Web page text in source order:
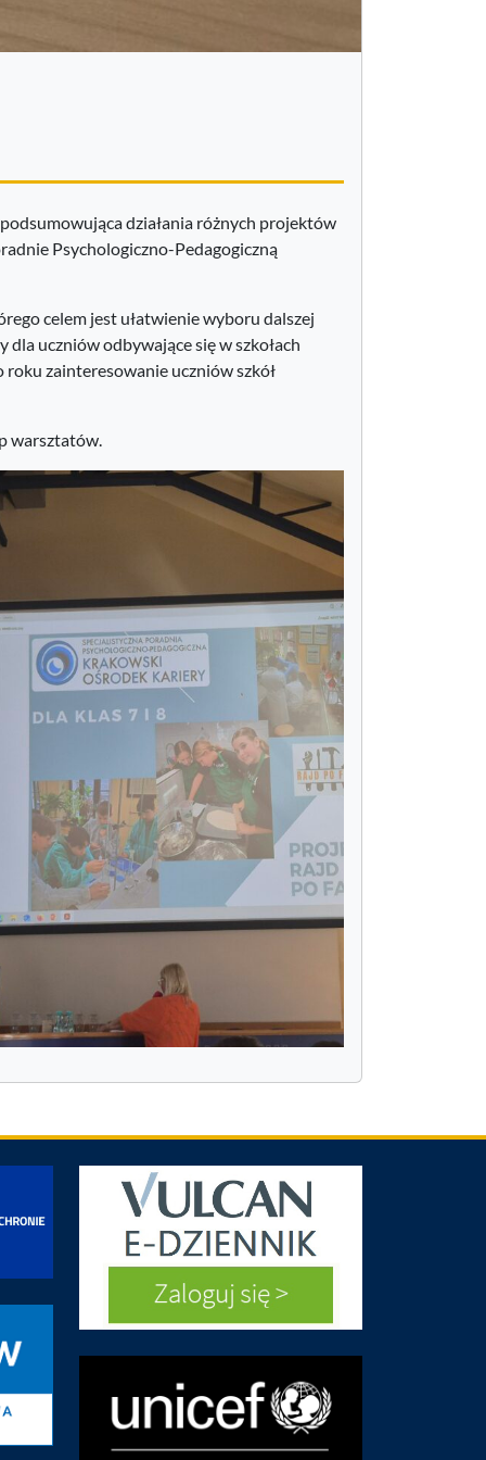
działania różnych projektów
Psychologiczno-Pedagogiczną
celem jest ułatwienie wyboru dalszej
dla uczniów odbywające się w szkołach
zainteresowanie uczniów szkół
warsztatów.